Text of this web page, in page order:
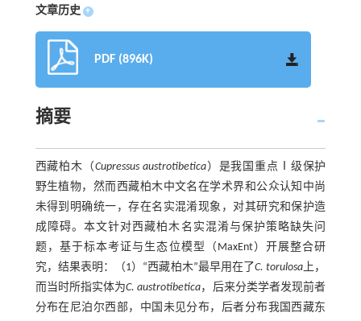
文章历史 +
PDF (896K)
摘要
西藏柏木（Cupressus austrotibetica）是我国重点Ⅰ级保护
野生植物，然而西藏柏木中文名在学术界和公众认知中尚
未得到明确统一，存在名实混淆现象，对其研究和保护造
成障碍。本文针对西藏柏木名实混淆与保护策略缺失问
题，基于标本考证与生态位模型（MaxEnt）开展整合研
究，结果表明：（1）“西藏柏木”最早用在了C. torulosa上，
而当时所指实体为C. austrotibetica，后来分类学者发现前者
分布在尼泊尔西部，中国未见分布，后者分布我国西藏东